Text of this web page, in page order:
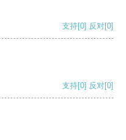
支持[0] 反对[0]
支持[0] 反对[0]